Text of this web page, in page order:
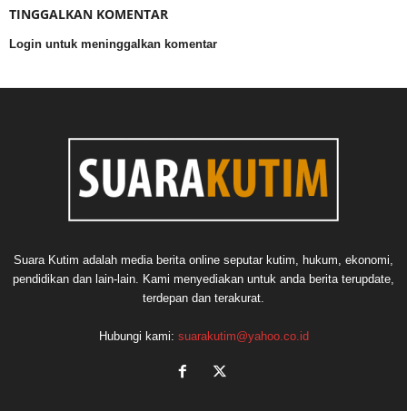
TINGGALKAN KOMENTAR
Login untuk meninggalkan komentar
Suara Kutim adalah media berita online seputar kutim, hukum, ekonomi,
pendidikan dan lain-lain. Kami menyediakan untuk anda berita terupdate,
terdepan dan terakurat.
Hubungi kami: suarakutim@yahoo.co.id